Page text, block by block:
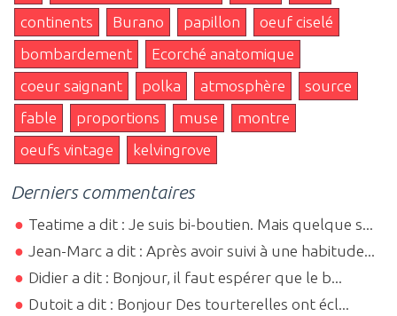
continents
Burano papillon
oeuf ciselé
bombardement
Ecorché anatomique
coeur saignant
polka atmosphère
source
fable
proportions muse
montre
oeufs vintage
kelvingrove
Derniers commentaires
Teatime a dit : Je suis bi-boutien. Mais quelque s...
Jean-Marc a dit : Après avoir suivi à une habitude...
Didier a dit : Bonjour, il faut espérer que le b...
Dutoit a dit : Bonjour Des tourterelles ont écl...